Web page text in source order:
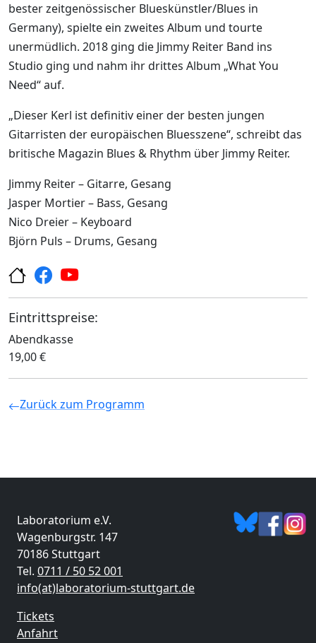
bester zeitgenössischer Blueskünstler/Blues in
Germany), spielte ein zweites Album und tourte
unermüdlich. 2018 ging die Jimmy Reiter Band ins
Studio ging und nahm ihr drittes Album „What You
Need“ auf.
„Dieser Kerl ist definitiv einer der besten jungen
Gitarristen der europäischen Bluesszene“, schreibt das
britische Magazin Blues & Rhythm über Jimmy Reiter.
Jimmy Reiter – Gitarre, Gesang
Jasper Mortier – Bass, Gesang
Nico Dreier – Keyboard
Björn Puls – Drums, Gesang
Eintrittspreise:
Abendkasse
19,00 €
Zurück zum Programm
Laboratorium e.V.
Wagenburgstr. 147
70186 Stuttgart
Tel. 0711 / 50 52 001
info(at)laboratorium-stuttgart.de
Tickets
Anfahrt